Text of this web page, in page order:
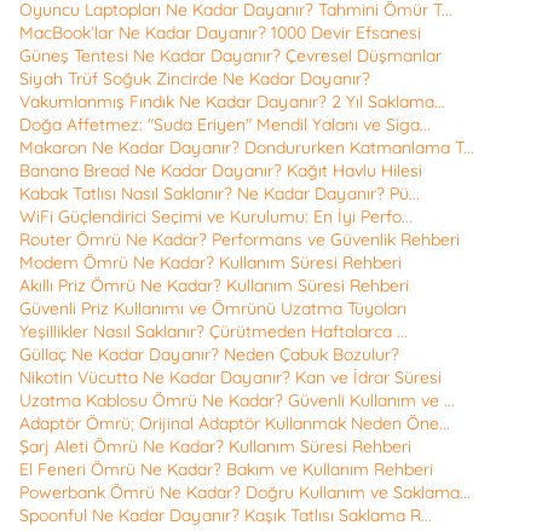
Oyuncu Laptopları Ne Kadar Dayanır? Tahmini Ömür T...
MacBook’lar Ne Kadar Dayanır? 1000 Devir Efsanesi
Güneş Tentesi Ne Kadar Dayanır? Çevresel Düşmanlar
Siyah Trüf Soğuk Zincirde Ne Kadar Dayanır?
Vakumlanmış Fındık Ne Kadar Dayanır? 2 Yıl Saklama...
Doğa Affetmez: "Suda Eriyen" Mendil Yalanı ve Siga...
Makaron Ne Kadar Dayanır? Dondururken Katmanlama T...
Banana Bread Ne Kadar Dayanır? Kağıt Havlu Hilesi
Kabak Tatlısı Nasıl Saklanır? Ne Kadar Dayanır? Pü...
WiFi Güçlendirici Seçimi ve Kurulumu: En İyi Perfo...
Router Ömrü Ne Kadar? Performans ve Güvenlik Rehberi
Modem Ömrü Ne Kadar? Kullanım Süresi Rehberi
Akıllı Priz Ömrü Ne Kadar? Kullanım Süresi Rehberi
Güvenli Priz Kullanımı ve Ömrünü Uzatma Tüyoları
Yeşillikler Nasıl Saklanır? Çürütmeden Haftalarca ...
Güllaç Ne Kadar Dayanır? Neden Çabuk Bozulur?
Nikotin Vücutta Ne Kadar Dayanır? Kan ve İdrar Süresi
Uzatma Kablosu Ömrü Ne Kadar? Güvenli Kullanım ve ...
Adaptör Ömrü; Orijinal Adaptör Kullanmak Neden Öne...
Şarj Aleti Ömrü Ne Kadar? Kullanım Süresi Rehberi
El Feneri Ömrü Ne Kadar? Bakım ve Kullanım Rehberi
Powerbank Ömrü Ne Kadar? Doğru Kullanım ve Saklama...
Spoonful Ne Kadar Dayanır? Kaşık Tatlısı Saklama R...